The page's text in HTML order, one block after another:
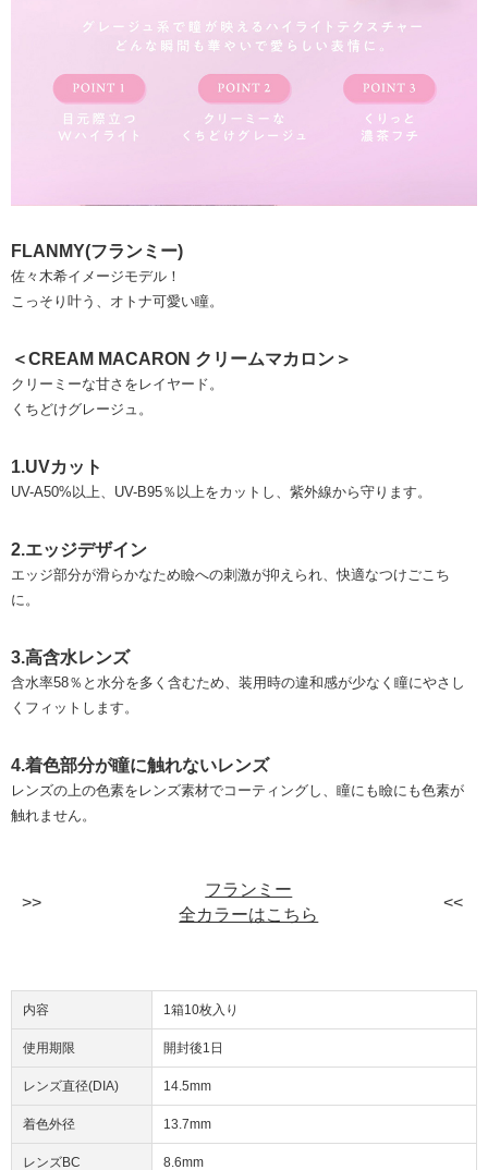
FLANMY(フランミー)
佐々木希イメージモデル！
こっそり叶う、オトナ可愛い瞳。
＜CREAM MACARON クリームマカロン＞
クリーミーな甘さをレイヤード。
くちどけグレージュ。
1.UVカット
UV-A50%以上、UV-B95％以上をカットし、紫外線から守ります。
2.エッジデザイン
エッジ部分が滑らかなため瞼への刺激が抑えられ、快適なつけごこち
に。
3.高含水レンズ
含水率58％と水分を多く含むため、装用時の違和感が少なく瞳にやさし
くフィットします。
4.着色部分が瞳に触れないレンズ
レンズの上の色素をレンズ素材でコーティングし、瞳にも瞼にも色素が
触れません。
フランミー
全カラーはこちら
内容 1箱10枚入り
使用期限 開封後1日
レンズ直径(DIA) 14.5mm
着色外径 13.7mm
レンズBC 8.6mm